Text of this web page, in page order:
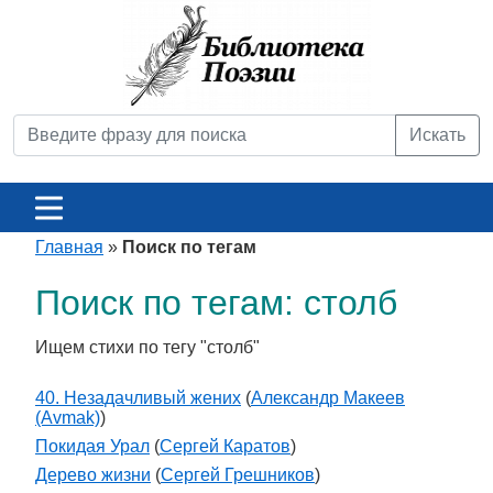
Искать
Главная » Поиск по тегам
Поиск по тегам: столб
Ищем стихи по тегу "столб"
40. Незадачливый жених (Александр Макеев
(Avmak))
Покидая Урал (Сергей Каратов)
Дерево жизни (Сергей Грешников)